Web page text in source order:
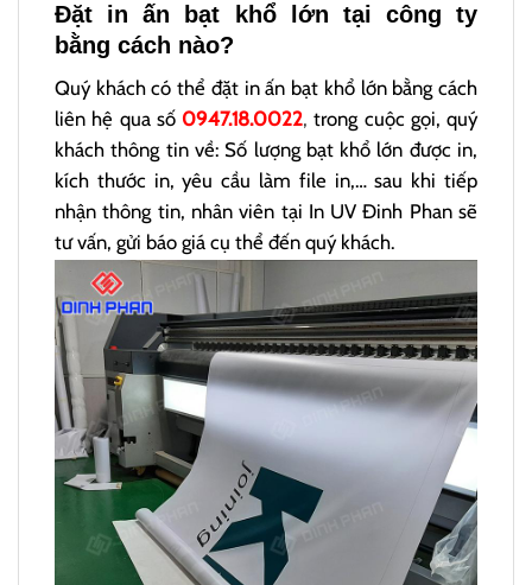
Đặt in ấn bạt khổ lớn tại công ty
bằng cách nào?
Quý khách có thể đặt in ấn bạt khổ lớn bằng cách
liên hệ qua số 0947.18.0022,trong cuộc gọi, quý
khách thông tin về: Số lượng bạt khổ lớn được in,
kích thước in, yêu cầu làm file in,… sau khi tiếp
nhận thông tin, nhân viên tại In UV Đinh Phan sẽ
tư vấn, gửi báo giá cụ thể đến quý khách.